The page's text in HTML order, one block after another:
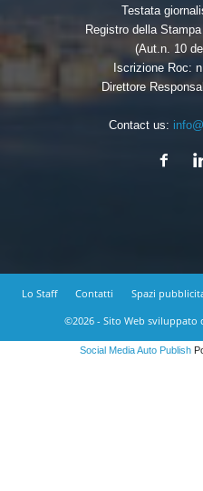
Testata
Registro della
(Aut.n. 10
Iscrizione Roc:
Direttore
Contact us:
Lo Staff Contatti Spazi
©2026 - Sito Web sviluppato
Social Media Auto Publish